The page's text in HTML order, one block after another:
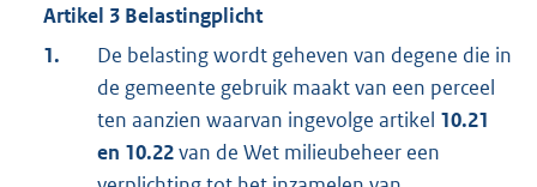
Artikel 3 Belastingplicht
1.
De belasting wordt geheven van degene die in
de gemeente gebruik maakt van een perceel
ten aanzien waarvan ingevolge artikel 10.21
en 10.22van de Wet milieubeheer een